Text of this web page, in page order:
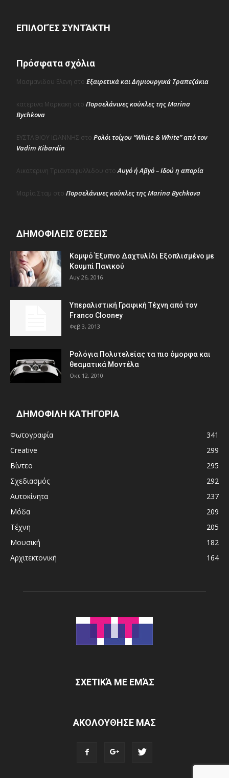
ΕΠΙΛΟΓΈΣ ΣΥΝΤΆΚΤΗ
Πρόσφατα σχόλια
Μασμανιδου Ελενη στο Εξαιρετικά και Δημιουργικά Τραπεζάκια
κατερινα Μαρκακη στο Πορσελάνινες κούκλες της Marina
Bychkova
ΕΥΣΤΑΘΙΟΥ ΙΩΑΝΝΗΣ στο Ρολόι τοίχου “White & White” από τον
Vadim Kibardin
Αικατερινη Τριανταφυλλιδου στοΑυγό ή Αβγό – Ιδού η απορία
Μαρία Σταμ στο Πορσελάνινες κούκλες της Marina Bychkova
ΔΗΜΟΦΙΛΕΊΣ ΘΈΣΕΙΣ
Κομψό Έξυπνο Δαχτυλίδι Εξοπλισμένο με
Κουμπί Πανικού
Αυγ 26, 2016
Υπεραλιστική Γραφική Τέχνη από τον
Franco Clooney
Φεβ 3, 2013
Ρολόγια Πολυτελείας τα πιο όμορφα και
θεαματικά Μοντέλα
Οκτ 12, 2010
ΔΗΜΟΦΙΛΗ ΚΑΤΗΓΟΡΙΑ
Φωτογραφία
341
Creative
299
Βίντεο
295
Σχεδιασμός
292
Αυτοκίνητα
237
Μόδα
209
Τέχνη
205
Μουσική
182
Αρχιτεκτονική
164
ΣΧΕΤΙΚΆ ΜΕ ΕΜΆΣ
ΑΚΟΛΟΥΘΗΣΕ ΜΑΣ